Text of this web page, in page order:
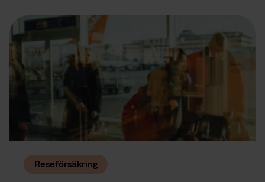
Reseförsäkring